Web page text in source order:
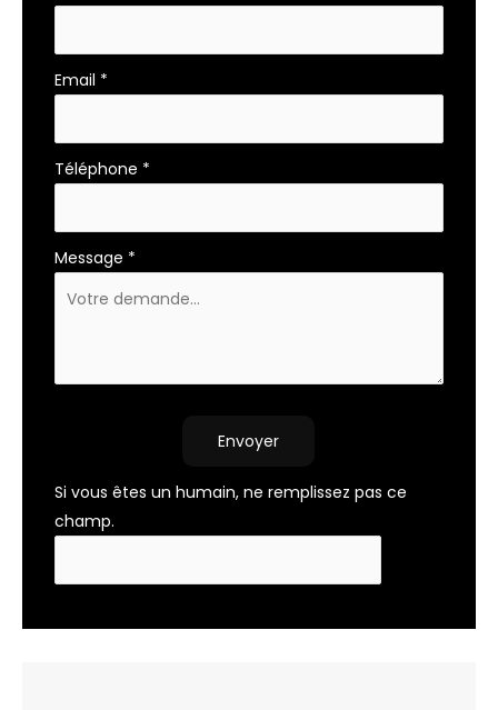
Email *
Téléphone *
Message *
Envoyer
Si vous êtes un humain, ne remplissez pas ce
champ.